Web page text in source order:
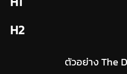
H2
ตัวอย่าง The